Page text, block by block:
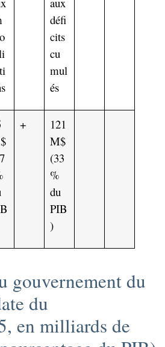
défi
cits
cu
mul
és
+
121
M$
(33
%
du
PIB
)
gouvernement du
du
en milliards de